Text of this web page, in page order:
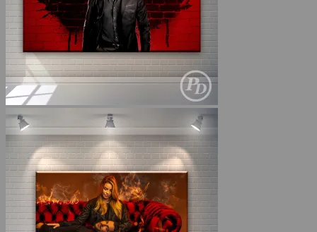
Nu ai niciun produs în coș.
Înapoi la magazin